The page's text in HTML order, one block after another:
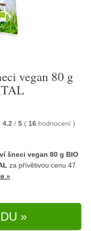
vegan 80 g
4.2 / 5 ( 16 hodnocení )
šneci vegan 80 g BIO
za přívětivou cenu 47
»
»